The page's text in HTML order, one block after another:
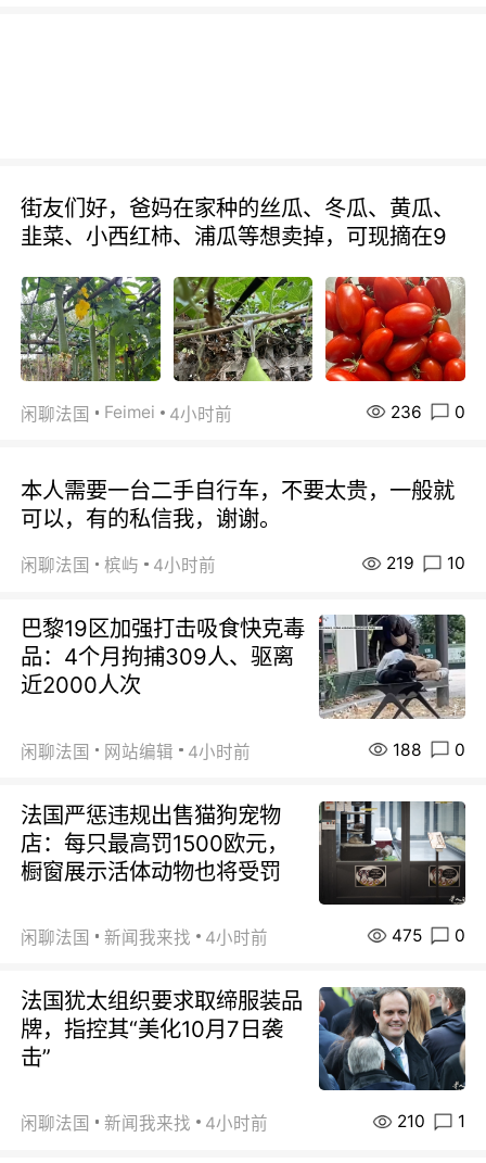
街友们好，爸妈在家种的丝瓜、冬瓜、黄瓜、
韭菜、小西红柿、浦瓜等想卖掉，可现摘在9
闲聊法国 Feimei 4小时前 236 0
本人需要一台二手自行车，不要太贵，一般就
可以，有的私信我，谢谢。
闲聊法国 槟屿 4小时前 219 10
巴黎19区加强打击吸食快克毒
品：4个月拘捕309人、驱离
近2000人次
闲聊法国 网站编辑 4小时前 188 0
法国严惩违规出售猫狗宠物
店：每只最高罚1500欧元，
橱窗展示活体动物也将受罚
闲聊法国 新闻我来找 4小时前 475 0
法国犹太组织要求取缔服装品
牌，指控其“美化10月7日袭
击”
闲聊法国 新闻我来找 4小时前 210 1